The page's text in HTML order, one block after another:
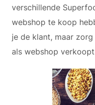
verschillende
webshop te koop
je de klant, maar
als webshop